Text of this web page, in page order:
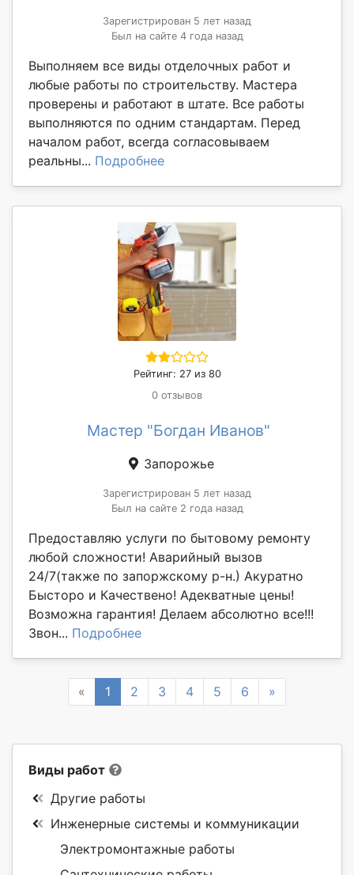
Зарегистрирован 5 лет назад
Был на сайте 4 года назад
Выполняем все виды отделочных работ и
любые работы по строительству. Мастера
проверены и работают в штате. Все работы
выполняются по одним стандартам. Перед
началом работ, всегда согласовываем
реальны... Подробнее
Рейтинг: 27 из 80
0 отзывов
Мастер "Богдан Иванов"
Запорожье
Зарегистрирован 5 лет назад
Был на сайте 2 года назад
Предоставляю услуги по бытовому ремонту
любой сложности! Аварийный вызов
24/7(также по запоржскому р-н.) Акуратно
Бысторо и Качествено! Адекватные цены!
Возможна гарантия! Делаем абсолютно все!!!
Звон... Подробнее
« Previous
1 2 3 4 5 6 »
Виды работ
Другие работы
Инженерные системы и коммуникации
Электромонтажные работы